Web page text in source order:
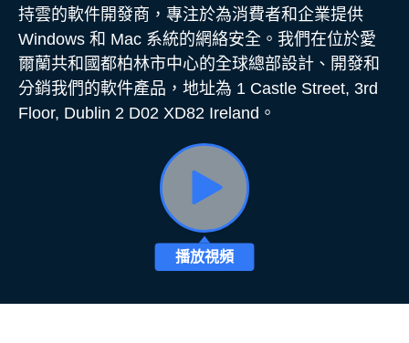
持雲的軟件開發商，專注於為消費者和企業提供
Windows 和 Mac 系統的網絡安全。我們在位於愛
爾蘭共和國都柏林市中心的全球總部設計、開發和
分銷我們的軟件產品，地址為 1 Castle Street, 3rd
Floor, Dublin 2 D02 XD82 Ireland。
播放視頻